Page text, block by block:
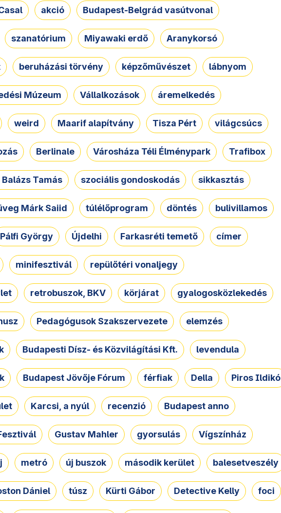
akció Budapest-Belgrád vasútvonal
szanatórium Miyawaki erdő Aranykorsó
beruházási törvény képzőművészet lábnyom
Múzeum Vállalkozások áremelkedés
weird Maarif alapítvány Tisza Pért világcsúcs
Berlinale Városháza Téli Élménypark Trafibox
Tamás szociális gondoskodás sikkasztás
Márk Saiid túlélőprogram döntés bulivillamos
Pálfi György Újdelhi Farkasréti temető címer
minifesztivál repülőtéri vonaljegy
retrobuszok, BKV körjárat gyalogosközlekedés
Pedagógusok Szakszervezete elemzés
Budapesti Dísz- és Közvilágítási Kft. levendula
Budapest Jövője Fórum férfiak Della Piros Ildikó
Karcsi, a nyúl recenzió Budapest anno
Gustav Mahler gyorsulás Vígszínház
metró új buszok második kerület balesetveszély
Dániel túsz Kürti Gábor Detective Kelly foci